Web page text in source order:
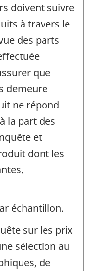
doivent suivre
à travers le
des parts
que
demeure
ne répond
la part des
et
dont les
échantillon.
sur les prix
sélection au
de